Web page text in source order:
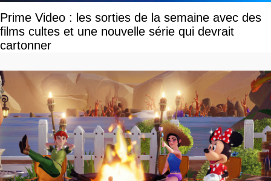
Prime Video : les sorties de la semaine avec des
films cultes et une nouvelle série qui devrait
cartonner